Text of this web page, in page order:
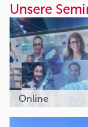
Unsere
Online